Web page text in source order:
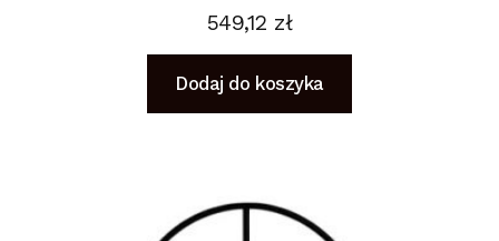
549,12 zł
Dodaj do koszyka